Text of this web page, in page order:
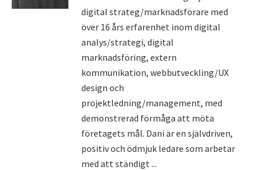
digital strateg/marknadsförare med
över 16 års erfarenhet inom digital
analys/strategi, digital
marknadsföring, extern
kommunikation, webbutveckling/UX
design och
projektledning/management, med
demonstrerad förmåga att möta
företagets mål. Dani är en självdriven,
positiv och ödmjuk ledare som arbetar
med att ständigt ...